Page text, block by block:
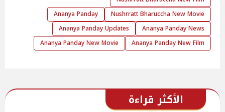
Nushrratt Bharuccha New Movie
Ananya Panday
Ananya Panday News
Ananya Panday Updates
Ananya Panday New Film
Ananya Panday New Movie
الأكثر قراءة